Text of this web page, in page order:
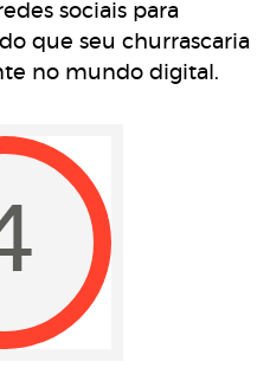
sociais para
que seu churrascaria
no mundo digital.